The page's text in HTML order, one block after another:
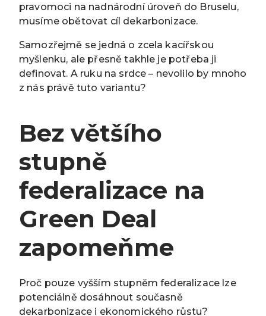
pravomoci na nadnárodní úroveň do Bruselu,
musíme obětovat cíl dekarbonizace.
Samozřejmě se jedná o zcela kacířskou
myšlenku, ale přesně takhle je potřeba ji
definovat. A ruku na srdce – nevolilo by mnoho
z nás právě tuto variantu?
Bez většího
stupně
federalizace na
Green Deal
zapomeňme
Proč pouze vyšším stupněm federalizace lze
potenciálně dosáhnout současně
dekarbonizace i ekonomického růstu?